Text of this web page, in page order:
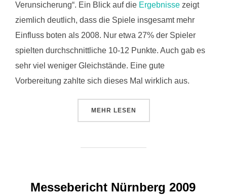
Verunsicherung“. Ein Blick auf die Ergebnisse zeigt
ziemlich deutlich, dass die Spiele insgesamt mehr
Einfluss boten als 2008. Nur etwa 27% der Spieler
spielten durchschnittliche 10-12 Punkte. Auch gab es
sehr viel weniger Gleichstände. Eine gute
Vorbereitung zahlte sich dieses Mal wirklich aus.
MEHR ÜBER „REGVOR 2009 IN
LESEN
Messebericht Nürnberg 2009